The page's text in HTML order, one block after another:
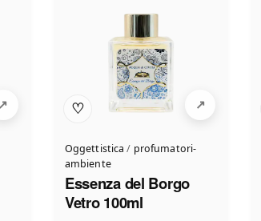
♡
Oggettistica / profumatori-
ambiente
Essenza del Borgo
Vetro 100ml